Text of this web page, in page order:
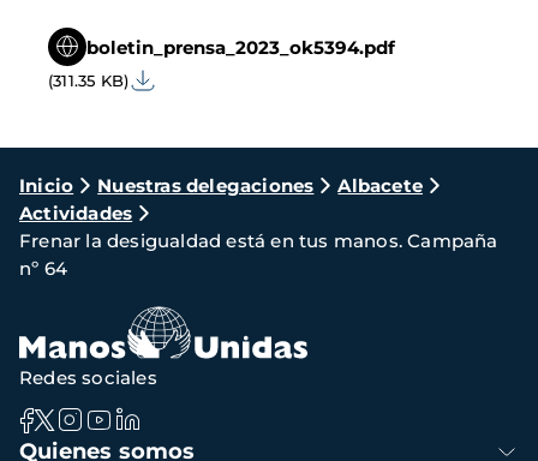
boletin_prensa_2023_ok5394.pdf
(311.35 KB)
Ruta
de
navegación
Inicio Nuestras delegaciones
Albacete
Actividades
Frenar la desigualdad está en tus manos. Campaña
nº 64
Navegación
Quienes somos
Redes sociales